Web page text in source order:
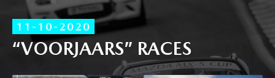
11-10-2020
“VOORJAARS” RACES